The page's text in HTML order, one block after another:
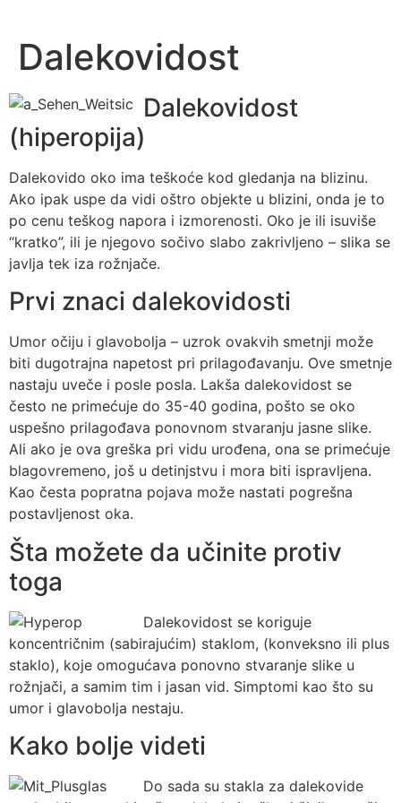
Dalekovidost
Dalekovidost
(hiperopija)
Dalekovido oko ima teškoće kod gledanja na blizinu.
Ako ipak uspe da vidi oštro objekte u blizini, onda je to
po cenu teškog napora i izmorenosti. Oko je ili isuviše
“kratko”, ili je njegovo sočivo slabo zakrivljeno – slika se
javlja tek iza rožnjače.
Prvi znaci dalekovidosti
Umor očiju i glavobolja – uzrok ovakvih smetnji može
biti dugotrajna napetost pri prilagođavanju. Ove smetnje
nastaju uveče i posle posla. Lakša dalekovidost se
često ne primećuje do 35-40 godina, pošto se oko
uspešno prilagođava ponovnom stvaranju jasne slike.
Ali ako je ova greška pri vidu urođena, ona se primećuje
blagovremeno, još u detinjstvu i mora biti ispravljena.
Kao česta popratna pojava može nastati pogrešna
postavljenost oka.
Šta možete da učinite protiv
toga
Dalekovidost se koriguje
koncentričnim (sabirajućim) staklom, (konveksno ili plus
staklo), koje omogućava ponovno stvaranje slike u
rožnjači, a samim tim i jasan vid. Simptomi kao što su
umor i glavobolja nestaju.
Kako bolje videti
Do sada su stakla za dalekovide